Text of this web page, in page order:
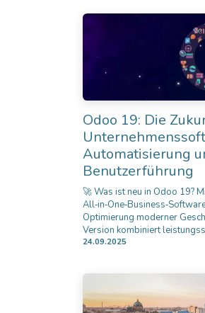
Odoo 19: Die
Automatisierung
Benutzerführung
🚀 Was ist neu in Odoo 19?
Optimierung moderner
Version kombiniert
24.09.2025